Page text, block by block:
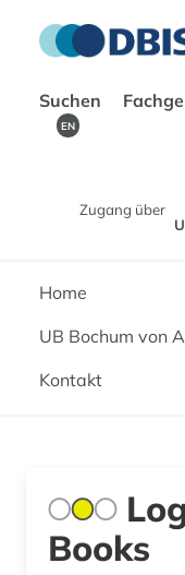
Suchen
EN
Zugang über
Home
UB Bochum von
Kontakt
Books